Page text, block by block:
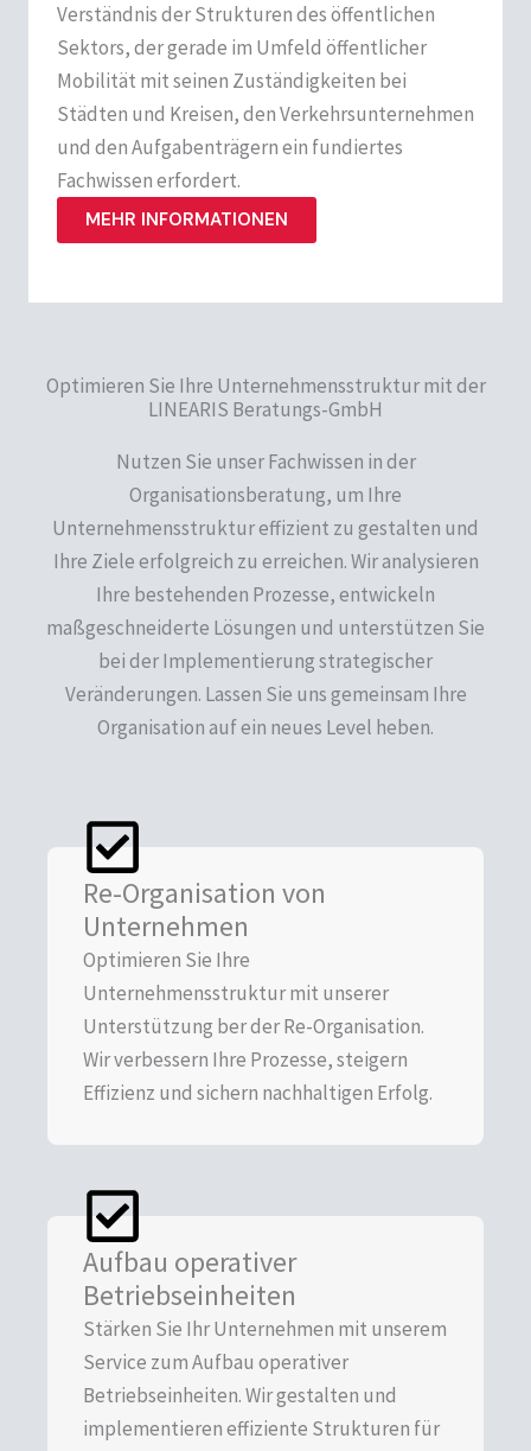
Verständnis der Strukturen des öffentlichen
Sektors, der gerade im Umfeld öffentlicher
Mobilität mit seinen Zuständigkeiten bei
Städten und Kreisen, den Verkehrsunternehmen
und den Aufgabenträgern ein fundiertes
Fachwissen erfordert.
MEHR INFORMATIONEN
Optimieren Sie Ihre Unternehmensstruktur mit der
LINEARIS Beratungs-GmbH
Nutzen Sie unser Fachwissen in der
Organisationsberatung, um Ihre
Unternehmensstruktur effizient zu gestalten und
Ihre Ziele erfolgreich zu erreichen. Wir analysieren
Ihre bestehenden Prozesse, entwickeln
maßgeschneiderte Lösungen und unterstützen Sie
bei der Implementierung strategischer
Veränderungen. Lassen Sie uns gemeinsam Ihre
Organisation auf ein neues Level heben.
Re-Organisation von
Unternehmen
Optimieren Sie Ihre
Unternehmensstruktur mit unserer
Unterstützung ber der Re-Organisation.
Wir verbessern Ihre Prozesse, steigern
Effizienz und sichern nachhaltigen Erfolg.
Aufbau operativer
Betriebseinheiten
Stärken Sie Ihr Unternehmen mit unserem
Service zum Aufbau operativer
Betriebseinheiten. Wir gestalten und
implementieren effiziente Strukturen für